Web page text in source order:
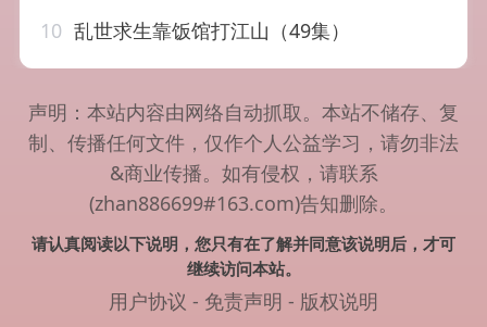
10 乱世求生靠饭馆打江山（49集）
声明：本站内容由网络自动抓取。本站不储存、复
制、传播任何文件，仅作个人公益学习，请勿非法
&商业传播。如有侵权，请联系
(zhan886699#163.com)告知删除。
请认真阅读以下说明，您只有在了解并同意该说明后，才可
继续访问本站。
用户协议 - 免责声明 - 版权说明